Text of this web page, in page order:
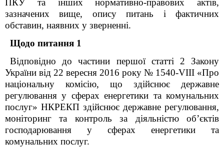
ПКУ та інших нормативно-правових актів,
зазначених вище, опису питань і фактичних
обставин, наявних у зверненні.
Щодо питання 1
Відповідно до частини першої статті 2 Закону
України від 22 вересня 2016 року № 1540-VIII «Про
національну комісію, що здійснює державне
регулювання у сферах енергетики та комунальних
послуг» НКРЕКП здійснює державне регулювання,
моніторинг та контроль за діяльністю об’єктів
господарювання у сферах енергетики та
комунальних послуг.